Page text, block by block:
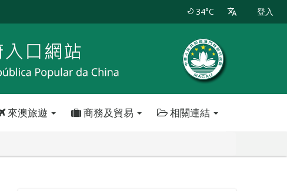
34°C 登入
來澳旅遊 商務及貿易 相關連結